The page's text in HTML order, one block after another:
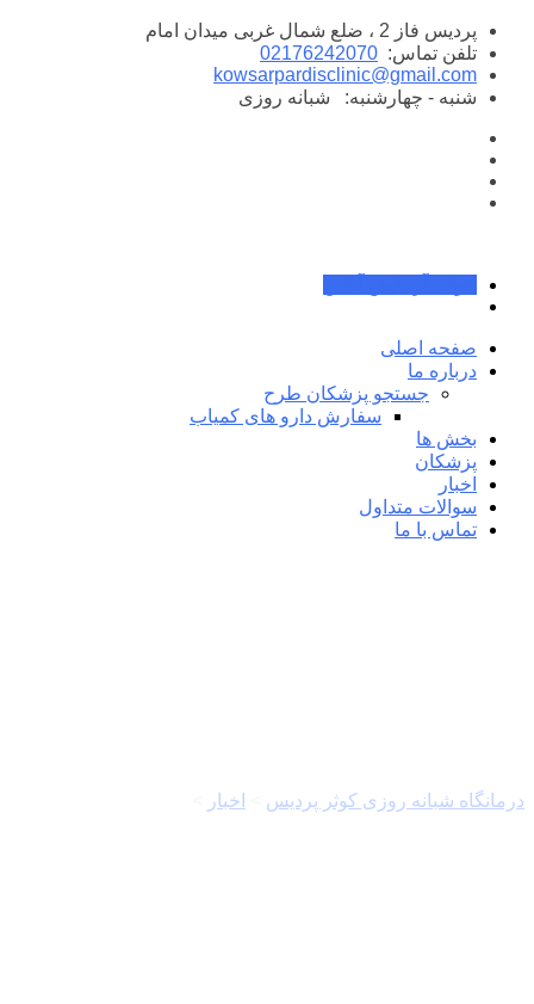
پرش
محتوا
پردیس فاز 2 ، ضلع شمال غربی میدان امام
تلفن تماس: 02176242070
kowsarpardisclinic@gmail.com
شنبه - چهارشنبه:
شبانه روزی
صفحه اصلی
درباره ما
جستجو پزشکان طرح
سفارش دارو های کمیاب
بخش ها
پزشکان
اخبار
سوالات متداول
تماس با ما
درمانگاه شبانه روزی کوثر پردیس اخبار